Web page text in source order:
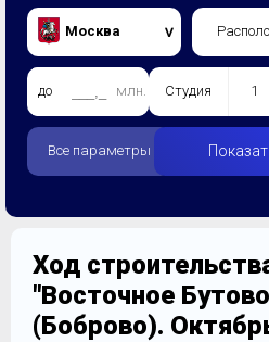
Москва
до млн. Студия 1
Все параметры
Ход
"Восточное
(Боброво).